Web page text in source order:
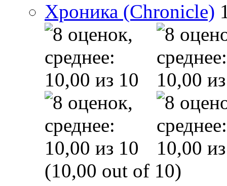
Хроника (Chronicle)
(10,00 out of 10)